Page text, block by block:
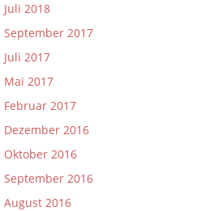
Juli 2018
September 2017
Juli 2017
Mai 2017
Februar 2017
Dezember 2016
Oktober 2016
September 2016
August 2016